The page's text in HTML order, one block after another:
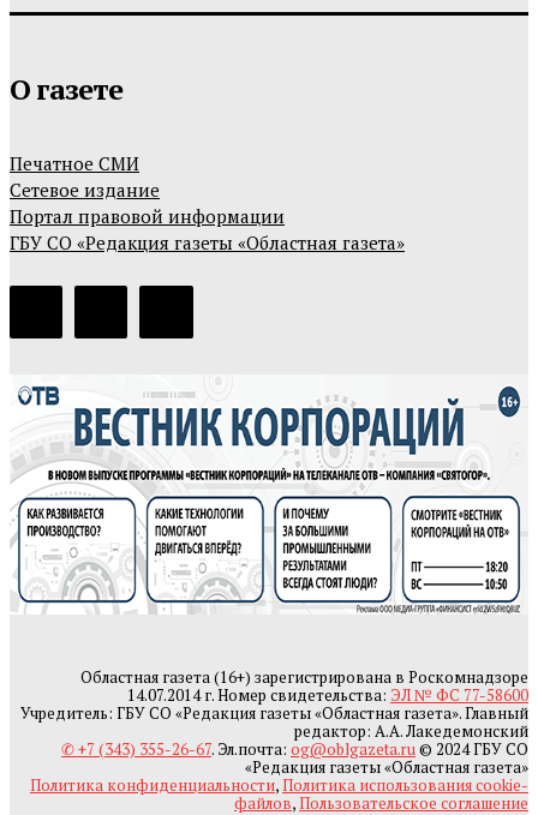
О газете
Печатное СМИ
Сетевое издание
Портал правовой информации
ГБУ СО «Редакция газеты «Областная газета»
Областная газета (16+) зарегистрирована в Роскомнадзоре
14.07.2014 г. Номер свидетельства: ЭЛ № ФС 77-58600
Учредитель: ГБУ СО «Редакция газеты «Областная газета». Главный
редактор: А.А. Лакедемонский
✆ +7 (343) 355-26-67. Эл.почта: og@oblgazeta.ru© 2024 ГБУ СО
«Редакция газеты «Областная газета»
Политика конфиденциальности,Политика использования cookie-
файлов,Пользовательское соглашение